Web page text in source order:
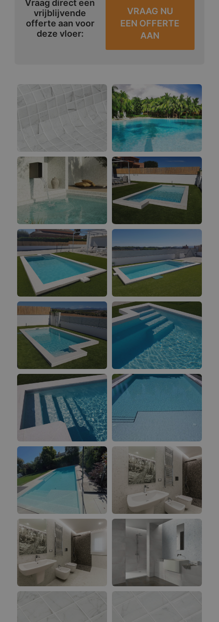
Vraag direct een
vrijblijvende
offerte aan voor
deze vloer:
VRAAG NU
EEN OFFERTE
AAN